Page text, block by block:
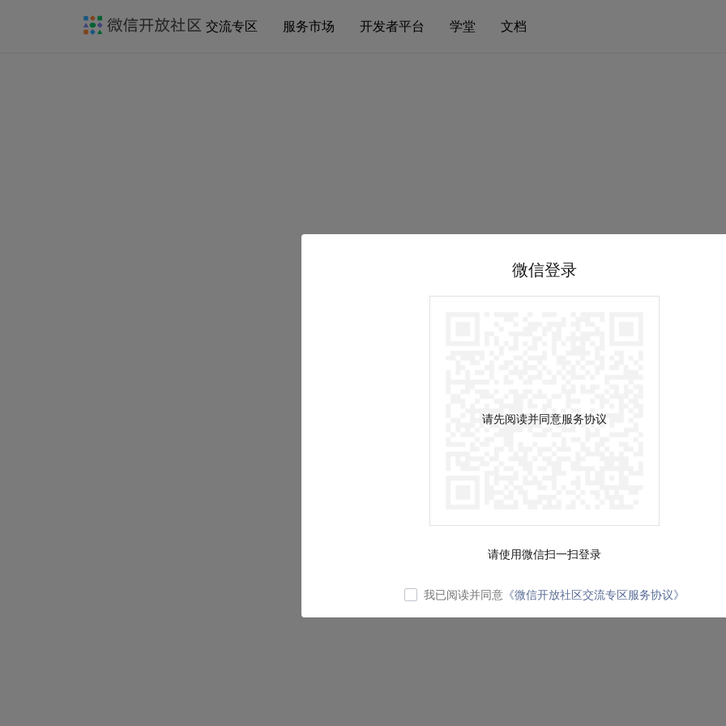
交流专区 服务市场 开发者平台 学堂 文档
微信登录
请先阅读并同意服务协议
请使用微信扫一扫登录
我已阅读并同意 《微信开放社区交流专区服务协议》